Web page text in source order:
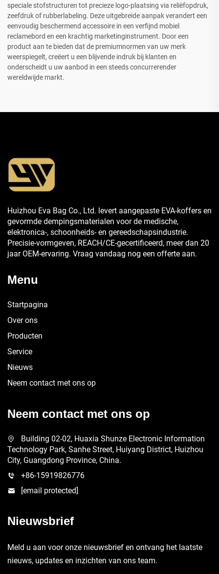
speciale stofstructuren tot precieze logo-plaatsing via reliëfopdruk,
zeefdruk of rubberlabeling. Deze uitgebreide aanpak verandert een
eenvoudig beschermend accessoire in een verfijnd mobiel
reclamebord en een krachtig marketinginstrument. Door een
product aan te bieden dat de premiumnormen van uw merk
weerspiegelt, creëert u een blijvende indruk bij klanten en
onderscheidt u uw aanbod in een steeds concurrerender
wereldwijde markt.
Huizhou Eva Bag Co., Ltd. levert aangepaste EVA-koffers en
gevormde dempingsmaterialen voor de medische,
elektronica-, schoonheids- en gereedschapsindustrie.
Precisie-vormgeven, REACH/CE-gecertificeerd, meer dan 20
jaar OEM-ervaring. Vraag vandaag nog een offerte aan.
Menu
Startpagina
Over ons
Producten
Service
Nieuws
Neem contact met ons op
Neem contact met ons op
Building 02-02, Huaxia Shunze Electronic Information
Technology Park, Sanhe Street, Huiyang District, Huizhou
City, Guangdong Province, China.
+86-15919826776
[email protected]
Nieuwsbrief
Meld u aan voor onze nieuwsbrief en ontvang het laatste
nieuws, updates en inzichten van ons team.